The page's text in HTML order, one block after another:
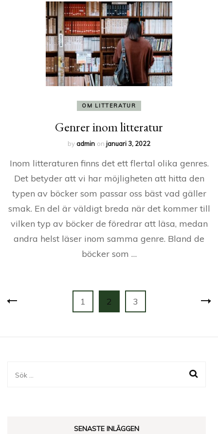
OM LITTERATUR
Genrer inom litteratur
byadmin on januari 3, 2022
Inom litteraturen finns det ett flertal olika genres.
Det betyder att vi har möjligheten att hitta den
typen av böcker som passar oss bäst vad gäller
smak. En del är väldigt breda när det kommer till
vilken typ av böcker de föredrar att läsa, medan
andra helst läser inom samma genre. Bland de
böcker som …
SidnumreringPage
1 Page
2 Page
3
Sök
SENASTE INLÄGGEN